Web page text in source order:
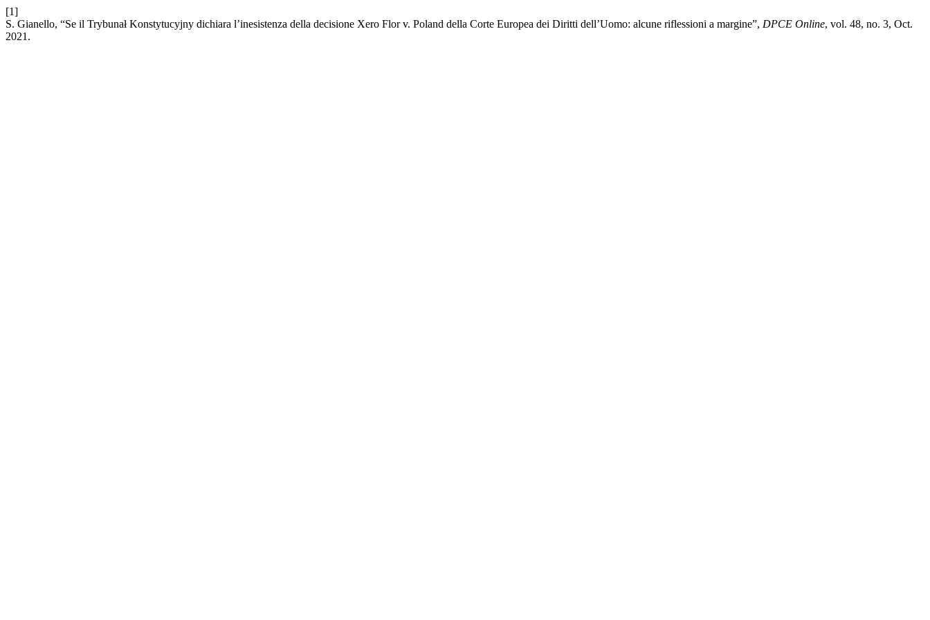
[1]
S. Gianello, “Se il Trybunał Konstytucyjny dichiara l’inesistenza della decisione Xero Flor v. Poland della Corte Europea dei Diritti dell’Uomo: alcune riflessioni a margine”, DPCE Online, vol. 48, no. 3, Oct.
2021.